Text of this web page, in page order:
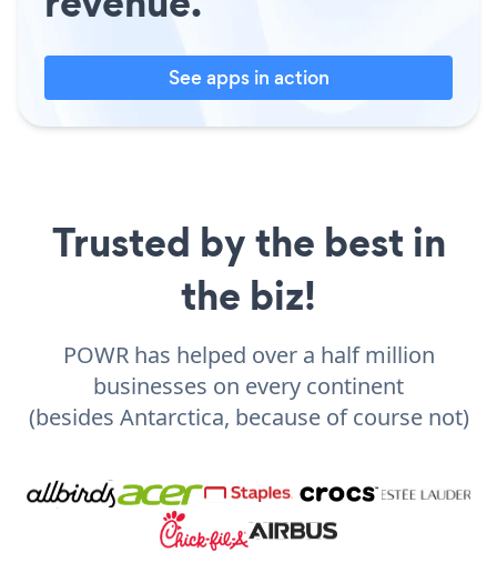
See apps in action
Trusted by the best in
the biz!
POWR has helped over a half million
businesses on every continent
(besides Antarctica, because of course not)